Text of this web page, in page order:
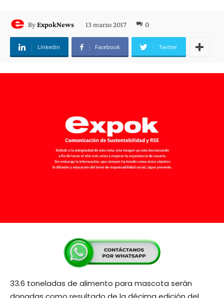
ByExpokNews 13 marzo 2017 0
Linkedin Facebook Twitter
33.6 toneladas de alimento para mascota serán